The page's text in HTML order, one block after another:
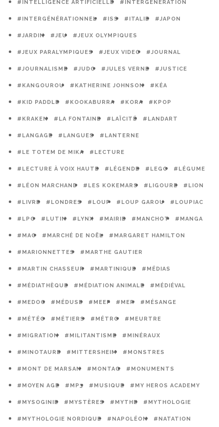
#INTELLIGENCE ARTIFICIELLE #INTERGÉNÉRATION
#INTERGÉNÉRATIONNEL #ISS #ITALIE #JAPON
#JARDIN #JEU #JEUX OLYMPIQUES
#JEUX PARALYMPIQUES #JEUX VIDEO #JOURNAL
#JOURNALISME #JUDO #JULES VERNE #JUSTICE
#KANGOUROU #KATHERINE JOHNSON #KÉA
#KID PADDLE #KOOKABURRA #KORA #KPOP
#KRAKEN #LA FONTAINE #LAÏCITÉ #LANDART
#LANGAGE #LANGUES #LANTERNE
#LE TOTEM DE MIKA #LECTURE
#LECTURE À VOIX HAUTE #LÉGENDE #LEGO #LÉGUME
#LÉON MARCHAND #LES KOKEMARS #LIGOURE #LION
#LIVRE #LONDRES #LOUP #LOUP GAROU #LOUPIAC
#LPO #LUTIN #LYNX #MAIRIE #MANCHOT #MANGA
#MAO #MARCHÉ DE NOËL #MARGARET HAMILTON
#MARIONNETTES #MARTHE GAUTIER
#MARTIN CHASSEUR #MARTINIQUE #MÉDIAS
#MÉDIATHÈQUE #MÉDIATION ANIMALE #MÉDIÉVAL
#MEDOC #MÉDUSE #MEEF #MER #MÉSANGE
#MÉTÉO #MÉTIERS #MÉTRO #MEURTRE
#MIGRATION #MILITANTISME #MINÉRAUX
#MINOTAURE #MITTERSHEIM #MONSTRES
#MONT DE MARSAN #MONTAG #MONUMENTS
#MOYEN AGE #MP3 #MUSIQUE #MY HEROS ACADEMY
#MYSOGINIE #MYSTÈRES #MYTHE #MYTHOLOGIE
#MYTHOLOGIE NORDIQUE #NAPOLÉON #NATATION